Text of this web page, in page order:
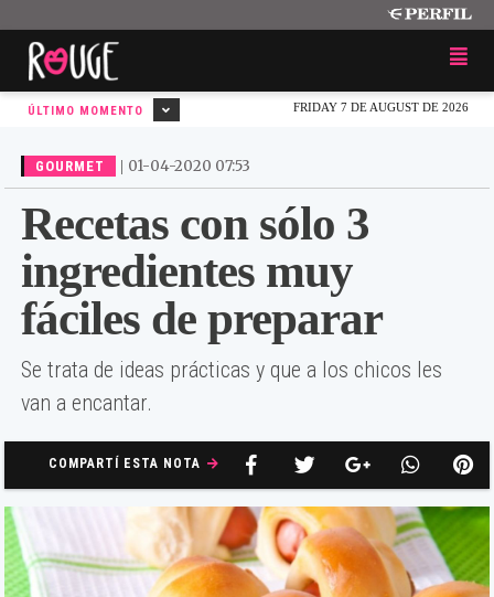
FRIDAY 7 DE AUGUST DE 2026
ÚLTIMO MOMENTO
GOURMET | 01-04-2020 07:53
Recetas con sólo 3
ingredientes muy
fáciles de preparar
Se trata de ideas prácticas y que a los chicos les
van a encantar.
COMPARTÍ ESTA NOTA